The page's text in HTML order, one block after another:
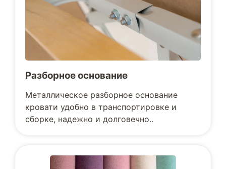
Разборное основание
Металлическое разборное основание
кровати удобно в транспортировке и
сборке, надежно и долговечно..